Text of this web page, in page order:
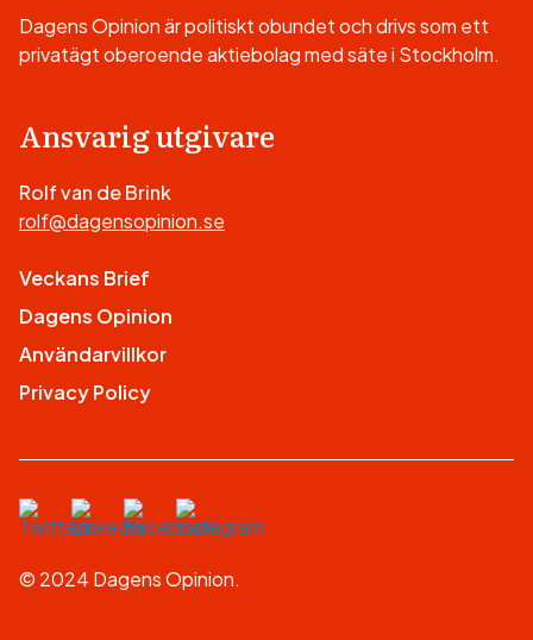
Dagens Opinion är politiskt obundet och drivs som ett
privatägt oberoende aktiebolag med säte i Stockholm.
Ansvarig utgivare
Rolf van de Brink
rolf@dagensopinion.se
Veckans Brief
Dagens Opinion
Användarvillkor
Privacy Policy
© 2024 Dagens Opinion.